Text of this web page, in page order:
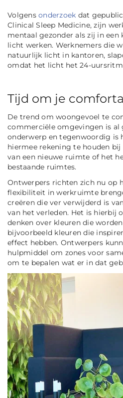
Volgens onderzoek dat
Clinical Sleep Medicine, zijn
mentaal gezonder als zij in
licht werken. Werknemers die
natuurlijk licht in kantoren,
omdat het licht het 24-
Tijd om je
De trend om woongevoel te
commerciële omgevingen is al
onderwerp en tegenwoordig is
hiermee rekening te houden
van een nieuwe ruimte of het
bestaande ruimtes.
Ontwerpers richten zich nu op
flexibiliteit in werkruimte
creëren die ver verwijderd is
van het verleden. Het is hierbij
denken over kleuren die
bijvoorbeeld kleuren die
effect hebben. Ontwerpers
hulpmiddel om zones voor
om te bepalen wat er in dat